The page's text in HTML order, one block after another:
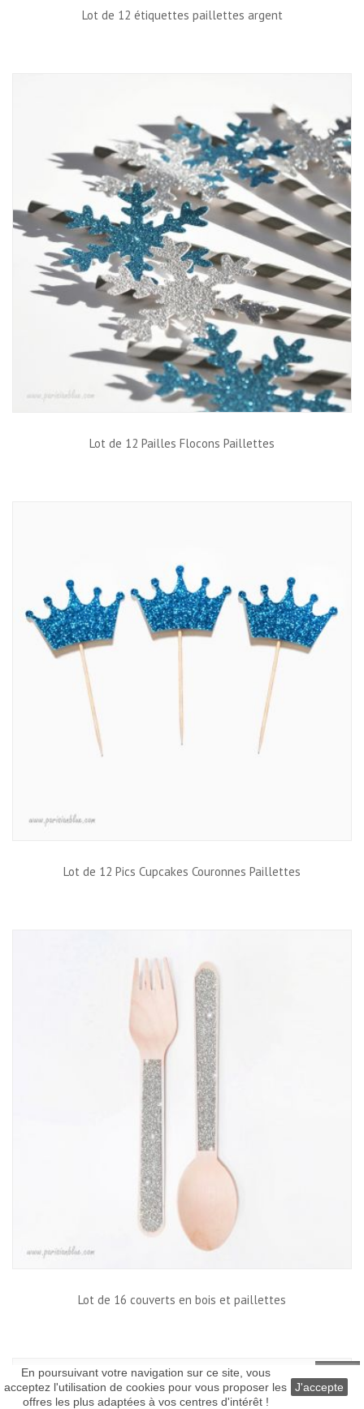
Lot de 12 étiquettes paillettes argent
Lot de 12 Pailles Flocons Paillettes
Lot de 12 Pics Cupcakes Couronnes Paillettes
Lot de 16 couverts en bois et paillettes
Top
En poursuivant votre navigation sur ce site, vous
acceptez l'utilisation de cookies pour vous proposer les
offres les plus adaptées à vos centres d'intérêt !
J'accepte